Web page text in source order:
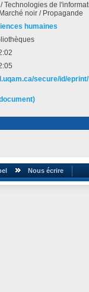
Technologies de
noir / Propagande
humaines
secure/id/
Nous écrire